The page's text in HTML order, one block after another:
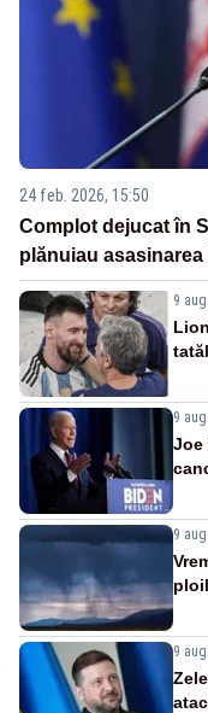
24 feb. 2026, 15:50
Complot dejucat în
plănuiau
9
9
Joe
9
9